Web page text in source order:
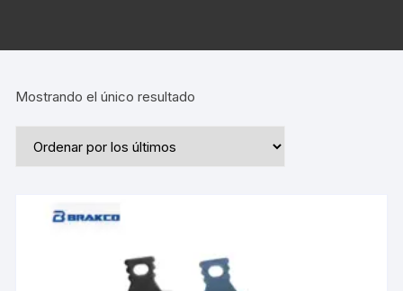
Mostrando el único resultado